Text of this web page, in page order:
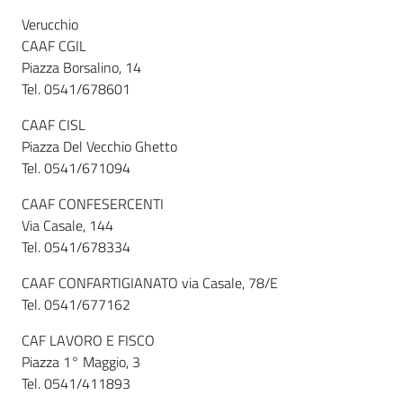
Verucchio
CAAF CGIL
Piazza Borsalino, 14
Tel. 0541/678601
CAAF CISL
Piazza Del Vecchio Ghetto
Tel. 0541/671094
CAAF CONFESERCENTI
Via Casale, 144
Tel. 0541/678334
CAAF CONFARTIGIANATO via Casale, 78/E
Tel. 0541/677162
CAF LAVORO E FISCO
Piazza 1° Maggio, 3
Tel. 0541/411893